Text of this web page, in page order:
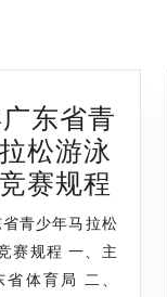
东省青
松游泳
赛规程
年
广
青少年马拉松
赛规程 一、主
体育局 二、